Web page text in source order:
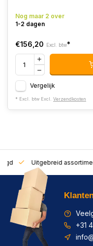
Nog maar 2 over
1-2 dagen
€156,20 Excl. btw*
Vergelijk
* Excl. btw Excl. Verzendkosten
Uitgebreid
+31